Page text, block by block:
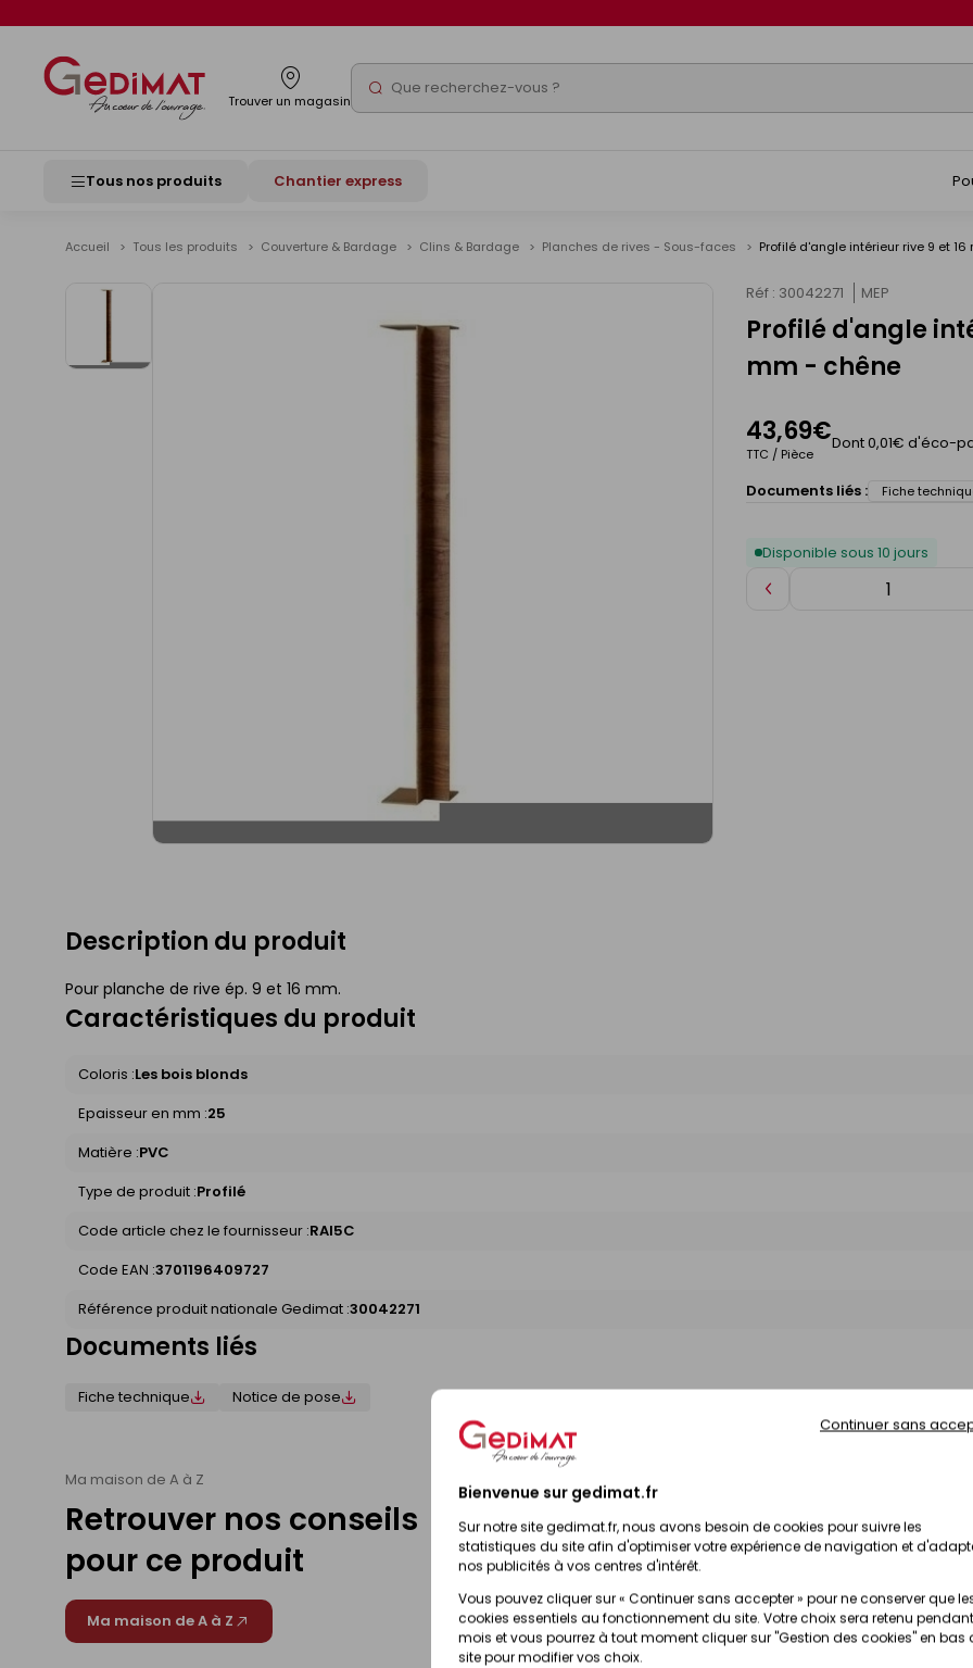
Bienvenue sur gedimat.fr
Sur notre site gedimat.fr, nous avons besoin de cookies pour suivre les
statistiques du site afin d'optimiser votre expérience de navigation et
nos publicités à vos centres d'intérêt.
Vous pouvez cliquer sur « Continuer sans accepter » pour ne conserver que
cookies essentiels au fonctionnement du site. Votre choix sera retenu pendant
mois et vous pourrez à tout moment cliquer sur "Gestion des cookies" en bas
site pour modifier vos choix.
Continuer sans
Trouver un magasin Rechercher
Tous nos produits Chantier express
Accueil Tous les produits Couverture & Bardage Clins & Bardage Planches de rives - Sous-faces Profilé d'angle intérieur rive 9 et
Réf : 30042271 MEP
Profilé d'angle
mm - chêne
43,69€
TTC / Pièce
Dont 0,01€ d'éco-
Documents liés : Fiche
Disponible sous 10 jours
Diminuer
Description du produit
Pour planche de rive ép. 9 et 16 mm.
Caractéristiques du produit
Coloris :Les bois blonds
Epaisseur en mm :25
Matière :PVC
Type de produit :Profilé
Code article chez le fournisseur :RAI5C
Code EAN :3701196409727
Référence produit nationale Gedimat :30042271
Documents liés
Fiche technique Notice de pose
Ma maison de A à Z
Retrouver nos conseils
pour ce produit
Ma maison de A à Z